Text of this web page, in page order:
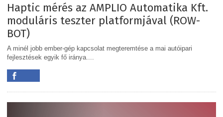
Haptic mérés az AMPLIO Automatika Kft.
moduláris teszter platformjával (ROW-
BOT)
A minél jobb ember-gép kapcsolat megteremtése a mai autóipari
fejlesztések egyik fő iránya....